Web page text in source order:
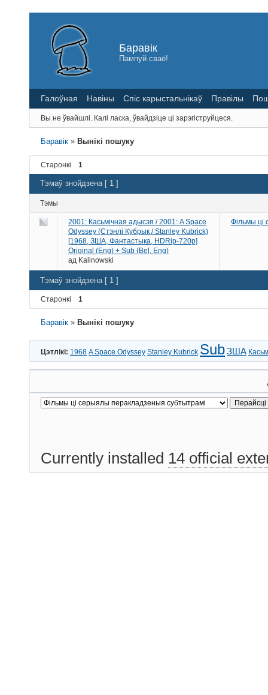
Баравік
Пампуй сваё!
Галоўная Навіны Спіс карыстальнікаў Правілы
Вы не ўвайшлі. Калі ласка, ўвайдзіце ці зарэгіструйцеся.
Баравік » Вынікі пошуку
Старонкі 1
Тэмаў знойдзена [ 1 ]
Тэмы
2001: Касьмічная адысэя / 2001: A Space
Odyssey (Стэнлі Кубрык / Stanley Kubrick)
[1968, ЗША, Фантастыка, HDRip-720p]
Original (Eng) + Sub (Bel, Eng)
ад Kalinowski
Фільмы ці
Тэмаў знойдзена [ 1 ]
Старонкі 1
Баравік » Вынікі пошуку
Цэтлікі: 1968 A Space Odyssey Stanley Kubrick SubЗША
Currently installed 14 official